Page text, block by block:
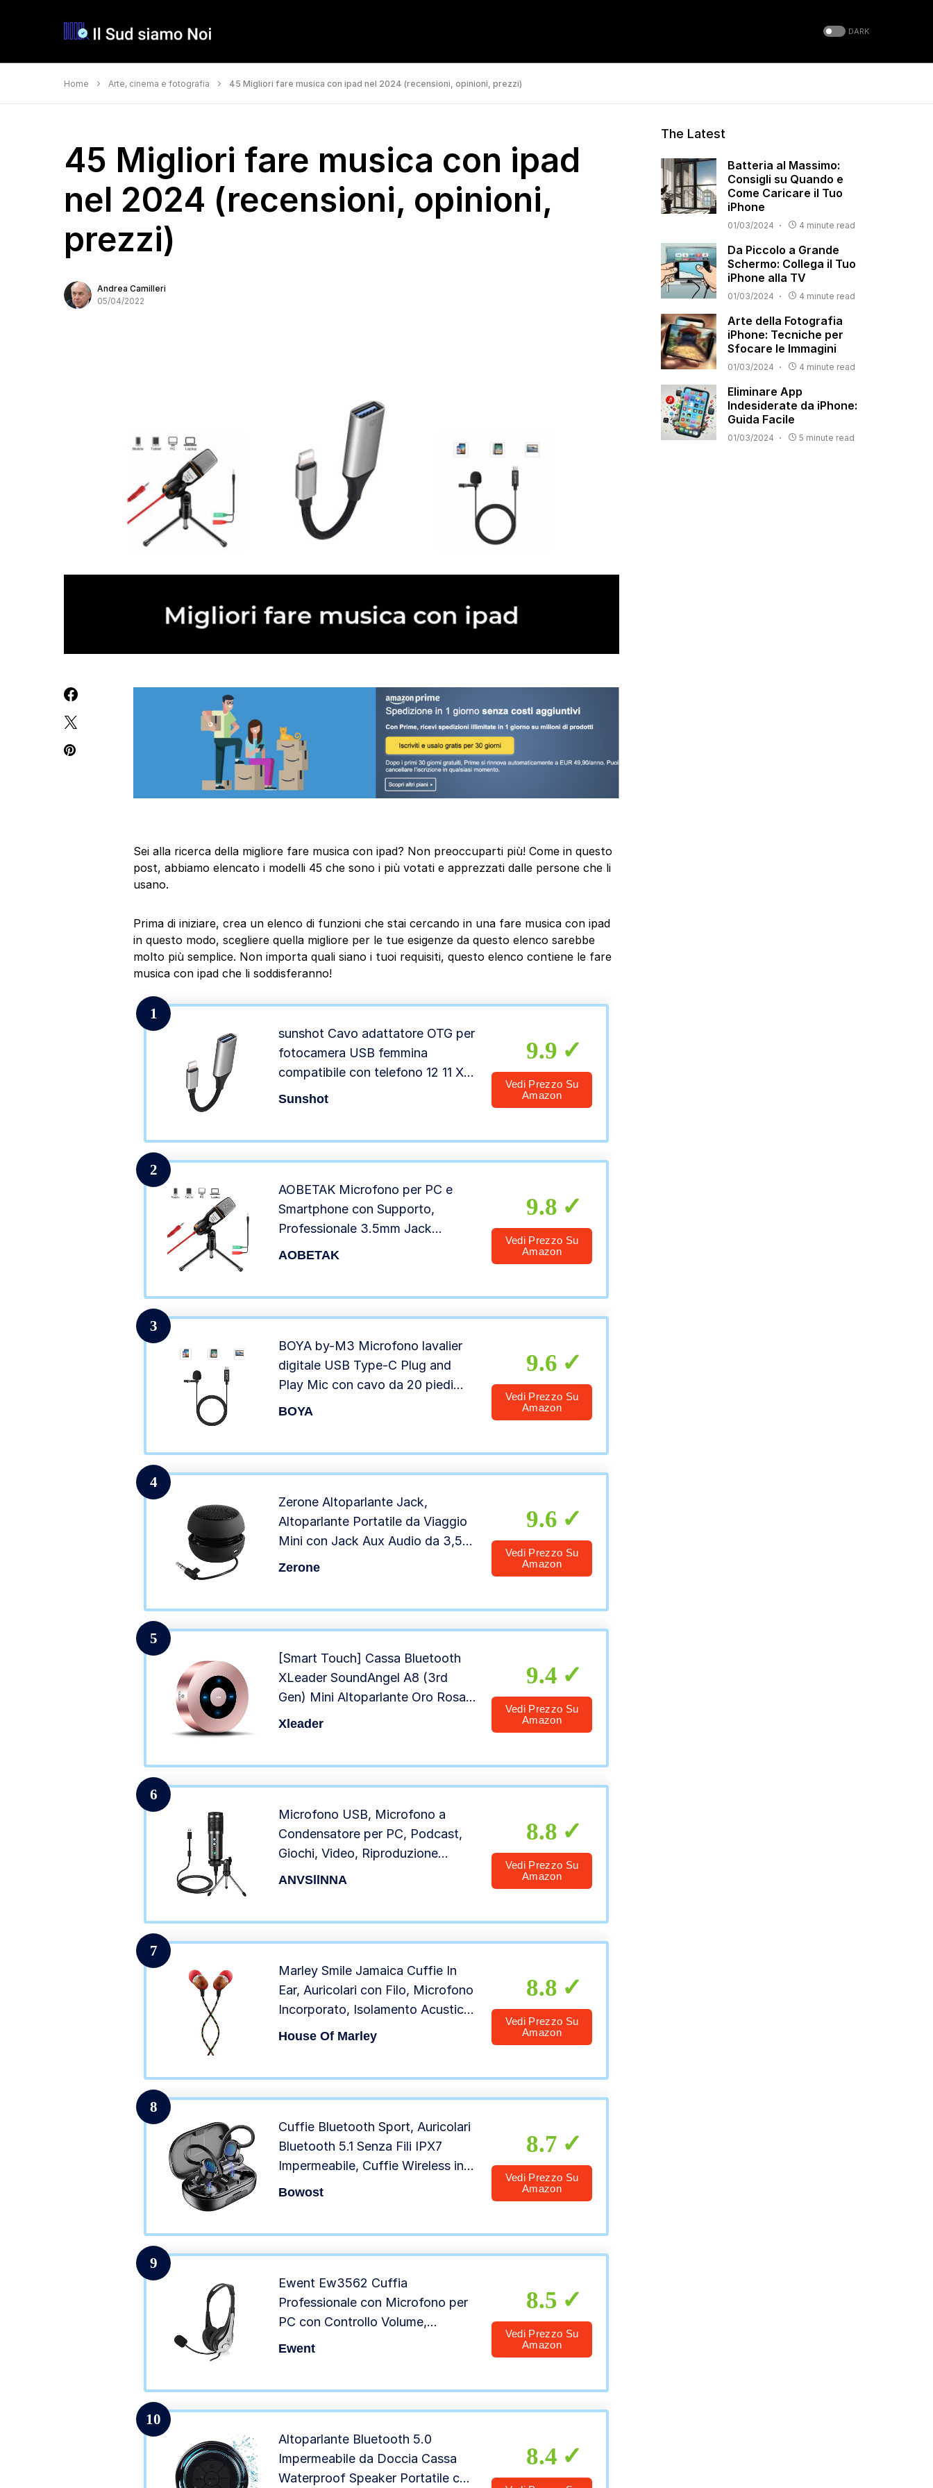
DARK
Home Arte, cinema e fotografia 45 Migliori fare musica con ipad nel 2024 (recensioni, opinioni, prezzi)
45 Migliori fare musica con ipad
nel 2024 (recensioni, opinioni,
prezzi)
Andrea Camilleri
05/04/2022
Sei alla ricerca della migliore fare musica con ipad? Non preoccuparti più! Come in questo
post, abbiamo elencato i modelli 45 che sono i più votati e apprezzati dalle persone che li
usano.
Prima di iniziare, crea un elenco di funzioni che stai cercando in una fare musica con ipad
in questo modo, scegliere quella migliore per le tue esigenze da questo elenco sarebbe
molto più semplice. Non importa quali siano i tuoi requisiti, questo elenco contiene le fare
musica con ipad che li soddisferanno!
1
sunshot Cavo adattatore OTG per
fotocamera USB femmina
compatibile con telefono 12 11 Xr
X 8 7 6 Plus Pad Air Pro Mini,
Sunshot
9.9
Vedi Prezzo Su
Amazon
2
AOBETAK Microfono per PC e
Smartphone con Supporto,
Professionale 3.5mm Jack
Microfono a Condensatore con
AOBETAK
9.8
Vedi Prezzo Su
Amazon
3
BOYA by-M3 Microfono lavalier
digitale USB Type-C Plug and
Play Mic con cavo da 20 piedi
Compatibile con iPad Pro, Mac
BOYA
9.6
Vedi Prezzo Su
Amazon
4
Zerone Altoparlante Jack,
Altoparlante Portatile da Viaggio
Mini con Jack Aux Audio da 3,5
mm Plug-in Bass Batteria
Zerone
9.6
Vedi Prezzo Su
Amazon
5
[Smart Touch] Cassa Bluetooth
XLeader SoundAngel A8 (3rd
Gen) Mini Altoparlante Oro Rosa
con Custodia Impermeabile
Xleader
9.4
Vedi Prezzo Su
Amazon
6
Microfono USB, Microfono a
Condensatore per PC, Podcast,
Giochi, Video, Riproduzione
Vocale e Streaming, con Supporto
ANVSllNNA
8.8
Vedi Prezzo Su
Amazon
7
Marley Smile Jamaica Cuffie In
Ear, Auricolari con Filo, Microfono
Incorporato, Isolamento Acustico,
Cuscinetto da 9.2 mm, 2 Misure in
House Of Marley
8.8
Vedi Prezzo Su
Amazon
8
Cuffie Bluetooth Sport, Auricolari
Bluetooth 5.1 Senza Fili IPX7
Impermeabile, Cuffie Wireless in
Ear Bassi Potenziati con Mic,
Bowost
8.7
Vedi Prezzo Su
Amazon
9
Ewent Ew3562 Cuffia
Professionale con Microfono per
PC con Controllo Volume,
Notebook, Laptop, Doppio Jack
Ewent
8.5
Vedi Prezzo Su
Amazon
10
Altoparlante Bluetooth 5.0
Impermeabile da Doccia Cassa
Waterproof Speaker Portatile con
8.4
The Latest
Batteria al Massimo:
Consigli su Quando e
Come Caricare il Tuo
iPhone
01/03/2024 4 minute read
Da Piccolo a Grande
Schermo: Collega il Tuo
iPhone alla TV
01/03/2024 4 minute read
Arte della Fotografia
iPhone: Tecniche per
Sfocare le Immagini
01/03/2024 4 minute read
Eliminare App
Indesiderate da iPhone:
Guida Facile
01/03/2024 5 minute read